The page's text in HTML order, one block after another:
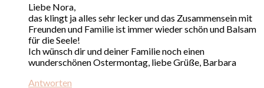
Liebe Nora,
das klingt ja alles sehr lecker und das Zusammensein mit
Freunden und Familie ist immer wieder schön und Balsam
für die Seele!
Ich wünsch dir und deiner Familie noch einen
wunderschönen Ostermontag, liebe Grüße, Barbara
Antworten